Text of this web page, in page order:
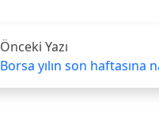
Önceki Yazı
Borsa yılın son haftasına